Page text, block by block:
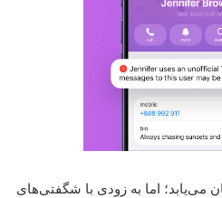
می‌یابد؛ اما به زودی با شگفتی‌های